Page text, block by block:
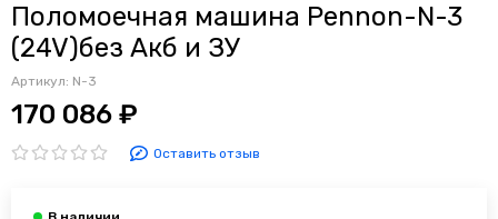
Поломоечная машина Pennon-N-3
(24V)без Акб и ЗУ
Артикул: N-3
170 086 ₽
Оставить отзыв